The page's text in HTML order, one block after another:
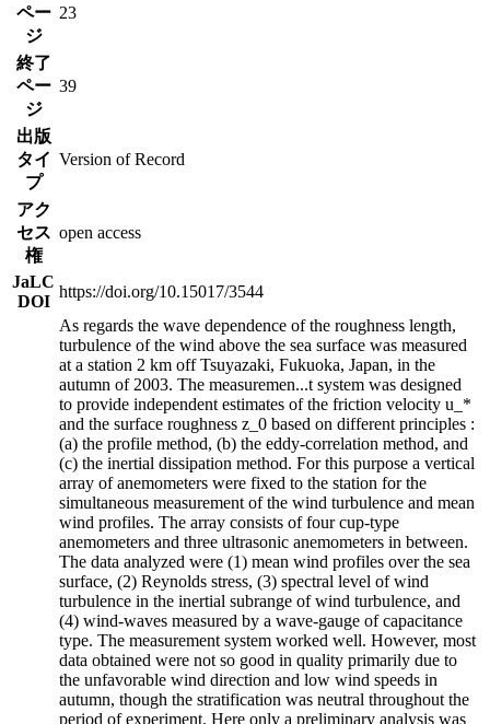
ペー
ジ
23
終了
ペー
ジ
39
出版
タイ
プ
Version of Record
アク
セス
権
open access
JaLC
DOI
https://doi.org/10.15017/3544
As regards the wave dependence of the roughness length,
turbulence of the wind above the sea surface was measured
at a station 2 km off Tsuyazaki, Fukuoka, Japan, in the
autumn of 2003. The measuremen...t system was designed
to provide independent estimates of the friction velocity u_*
and the surface roughness z_0 based on different principles :
(a) the profile method, (b) the eddy-correlation method, and
(c) the inertial dissipation method. For this purpose a vertical
array of anemometers were fixed to the station for the
simultaneous measurement of the wind turbulence and mean
wind profiles. The array consists of four cup-type
anemometers and three ultrasonic anemometers in between.
The data analyzed were (1) mean wind profiles over the sea
surface, (2) Reynolds stress, (3) spectral level of wind
turbulence in the inertial subrange of wind turbulence, and
(4) wind-waves measured by a wave-gauge of capacitance
type. The measurement system worked well. However, most
data obtained were not so good in quality primarily due to
the unfavorable wind direction and low wind speeds in
autumn, though the stratification was neutral throughout the
period of experiment. Here only a preliminary analysis was